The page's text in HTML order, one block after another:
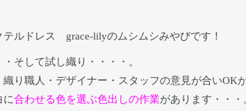
ルドレス grace-lilyのムシムシみやびです！
そして試し織り・・・・。
り職人・デザイナー・スタッフの意見が合いOK
に合わせる色を選ぶ色出しの作業があります・・・